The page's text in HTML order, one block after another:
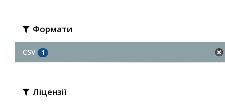
Формати
CSV 1
Ліцензії